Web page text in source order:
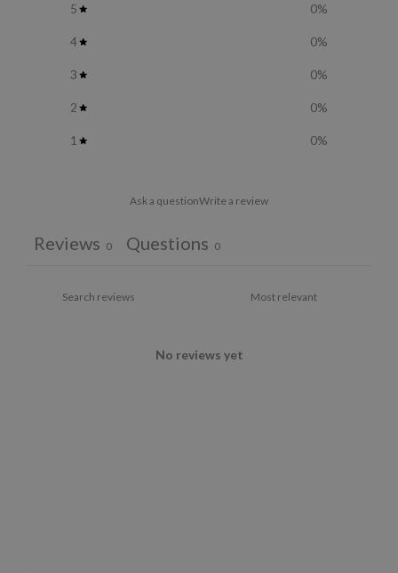
5 0%
4 0%
3 0%
2 0%
1 0%
Ask a questionWrite a review
Reviews 0 Questions 0
No reviews yet